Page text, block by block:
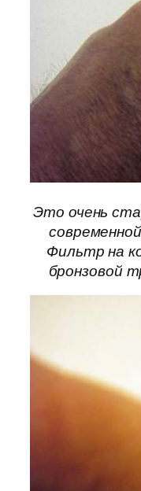
Это очень
Фильтр на
бронзовой